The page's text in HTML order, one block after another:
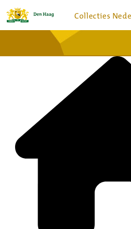
Collecties
Bronnen en collecties